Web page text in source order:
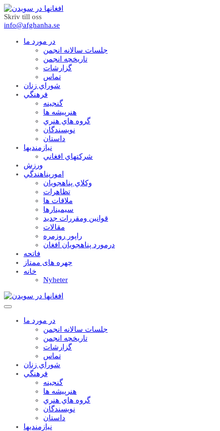
Skriv till oss
info@afghanha.se
در مورد ما
جلسات سالانه انجمن
تاریخچه انجمن
گزارشات
تماس
شوراي زنان
فرهنگي
گنجينه
هنرپيشه ها
گروه هاي هنري
نويسندگان
داستان
نيازمنديها
شرکتهاي افغاني
ورزش
امورپناهندگي
وکلاي پناهجويان
تظاهرات
ملاقات ها
سيمينارها
قوانين ومقررات جديد
مقالات
راپور روزمره
درمورد پناهجويان افغان
فاتحه
چهره های ممتاز
خانه
Nyheter
در مورد ما
جلسات سالانه انجمن
تاریخچه انجمن
گزارشات
تماس
شوراي زنان
فرهنگي
گنجينه
هنرپيشه ها
گروه هاي هنري
نويسندگان
داستان
نيازمنديها